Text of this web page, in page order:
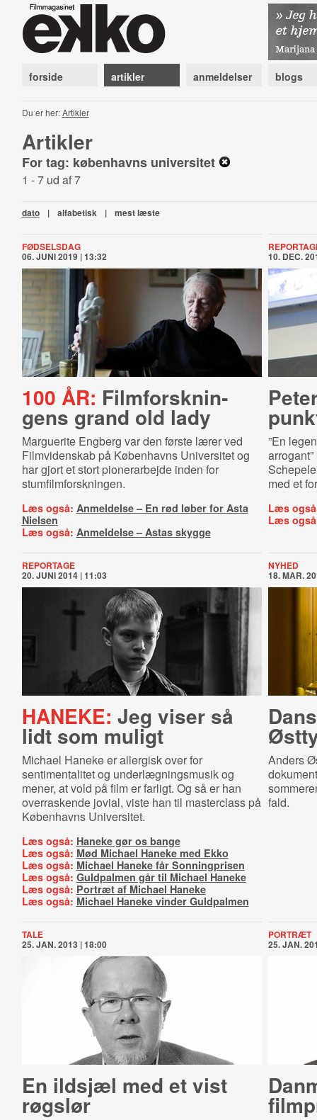
forside artikler anmeldelser blogs
Du er her:Artikler
Artikler
For tag: københavns universitet
1 - 7 ud af 7
dato | alfabetisk | mest læste
FØDSELSDAG
06. JUNI 2019 | 13:32
100 ÅR: Film­forsk­nin­
gens grand old lady
Marguerite Engberg var den første lærer ved
Filmvidenskab på Københavns Universitet og
har gjort et stort pionerarbejde inden for
stumfilmforskningen.
Læs også: Anmeldelse – En rød løber for Asta
Nielsen
Læs også: Anmeldelse – Astas skygge
10. DEC.
”En
med et
Læs
Læs
REPORTAGE
20. JUNI 2014 | 11:03
HANEKE: Jeg viser så
lidt som muligt
Michael Haneke er allergisk over for
sentimentalitet og underlægningsmusik og
mener, at vold på film er farligt. Og så er han
overraskende jovial, viste han til masterclass på
Københavns Universitet.
Læs også: Haneke gør os bange
Læs også: Mød Michael Haneke med Ekko
Læs også: Michael Haneke får Sonningprisen
Læs også: Guldpalmen går til Michael Haneke
Læs også: Portræt af Michael Haneke
Læs også: Michael Haneke vinder Guldpalmen
NYHED
18. MAR.
Anders
fald.
TALE
25. JAN. 2013 | 18:00
En ildsjæl med et vist
røgslør
PORTRÆT
25. JAN.